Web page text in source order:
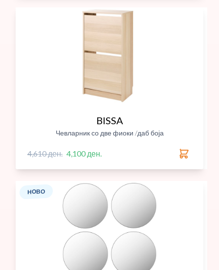
BISSA
Чевларник со две фиоки /даб боја
4,610 ден. 4,100 ден.
НОВО